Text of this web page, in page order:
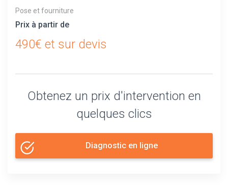
Pose et fourniture
Prix à partir de
490€ et sur devis
Obtenez un prix d'intervention en
quelques clics
Diagnostic en ligne